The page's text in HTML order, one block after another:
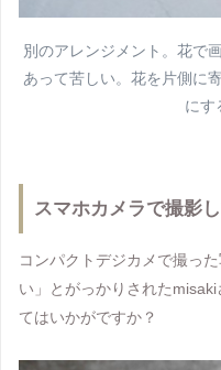
別のアレンジメント。花で
あって苦しい。花を片側に
にす
スマホカメラで撮影
コンパクトデジカメで撮っ
い」とがっかりされた
てはいかがですか？